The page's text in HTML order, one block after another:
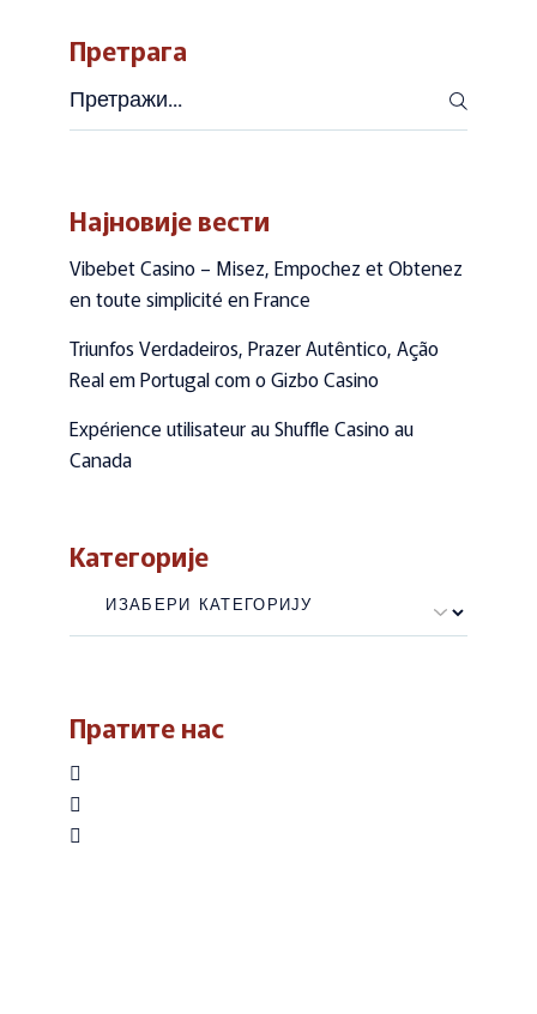
Претрага
Претражи
Најновије вести
Vibebet Casino – Misez, Empochez et Obtenez
en toute simplicité en France
Triunfos Verdadeiros, Prazer Autêntico, Ação
Real em Portugal com o Gizbo Casino
Expérience utilisateur au Shuffle Casino au
Canada
Категорије
Категорије
Пратите нас